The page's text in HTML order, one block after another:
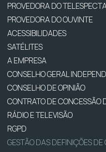
PROVEDORA DO
PROVEDORA DO OUVINTE
ACESSIBILIDADES
SATÉLITES
A EMPRESA
CONSELHO GERAL
CONSELHO DE OPINIÃO
CONTRATO DE CONCESSÃO
RÁDIO E TELEVISÃO
RGPD
GESTÃO DAS DEFINIÇÕES DE